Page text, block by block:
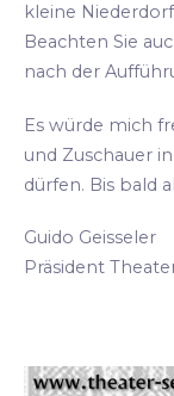
kleine
Beachten Sie
nach der
Es würde mich
und Zuschauer
dürfen. Bis bald
Guido Geisseler
Präsident